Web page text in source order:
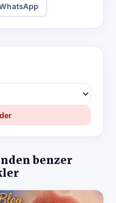
benzer